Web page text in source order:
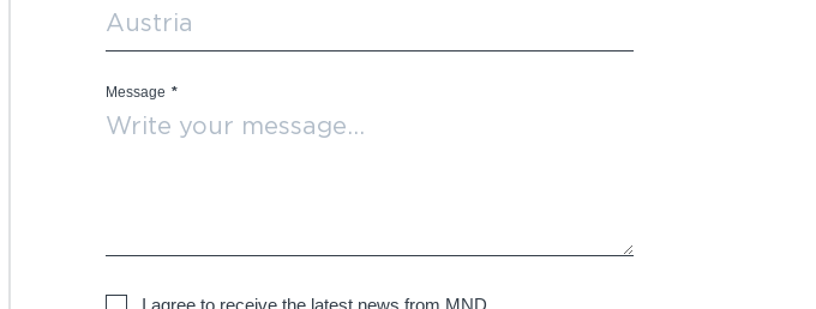
Message *
I agree to receive the latest news from MND